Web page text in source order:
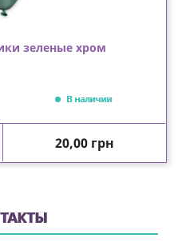
зеленые хром
В наличии
Цена
20,00 грн